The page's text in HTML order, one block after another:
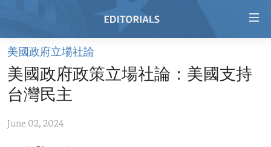
Skip
main
content
to
HOME
VIDEO
REGIONS
美國政府立場社論
美國政府政策立場社論：美國支持
台灣民主
June 02, 2024